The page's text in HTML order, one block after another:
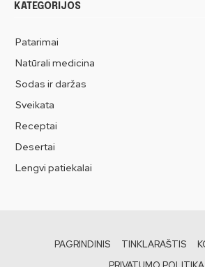
KATEGORIJOS
Patarimai
Natūrali medicina
Sodas ir daržas
Sveikata
Receptai
Desertai
Lengvi patiekalai
PAGRINDINIS TINKLARAŠTIS